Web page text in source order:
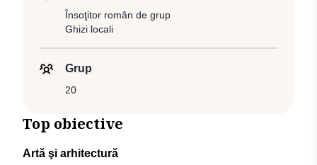
Însoţitor român de grup
Ghizi locali
Grup
20
Top obiective
Artă şi arhitectură